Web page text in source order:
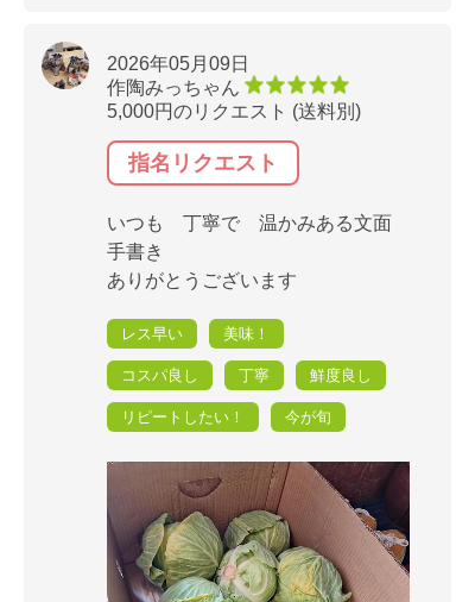
2026年05月09日
作陶みっちゃん
5,000円のリクエスト (送料別)
指名リクエスト
いつも 丁寧で 温かみある文面
手書き
ありがとうございます
レス早い 美味！
コスパ良し 丁寧 鮮度良し
リピートしたい！ 今が旬